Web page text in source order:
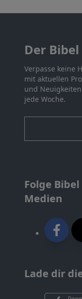
Der
Verpasse keine
mit aktuellen
und
jede Woche.
Folge
Medien
Lade dir